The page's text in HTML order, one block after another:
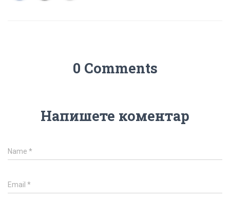
0 Comments
Напишете коментар
Name *
Email *